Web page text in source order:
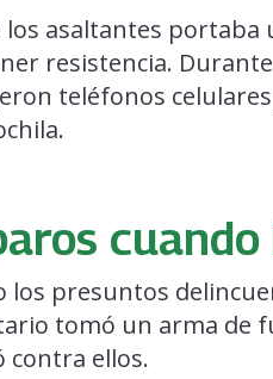
los asaltantes portaba
resistencia.
teléfonos
los presuntos
tomó un arma de
contra ellos.